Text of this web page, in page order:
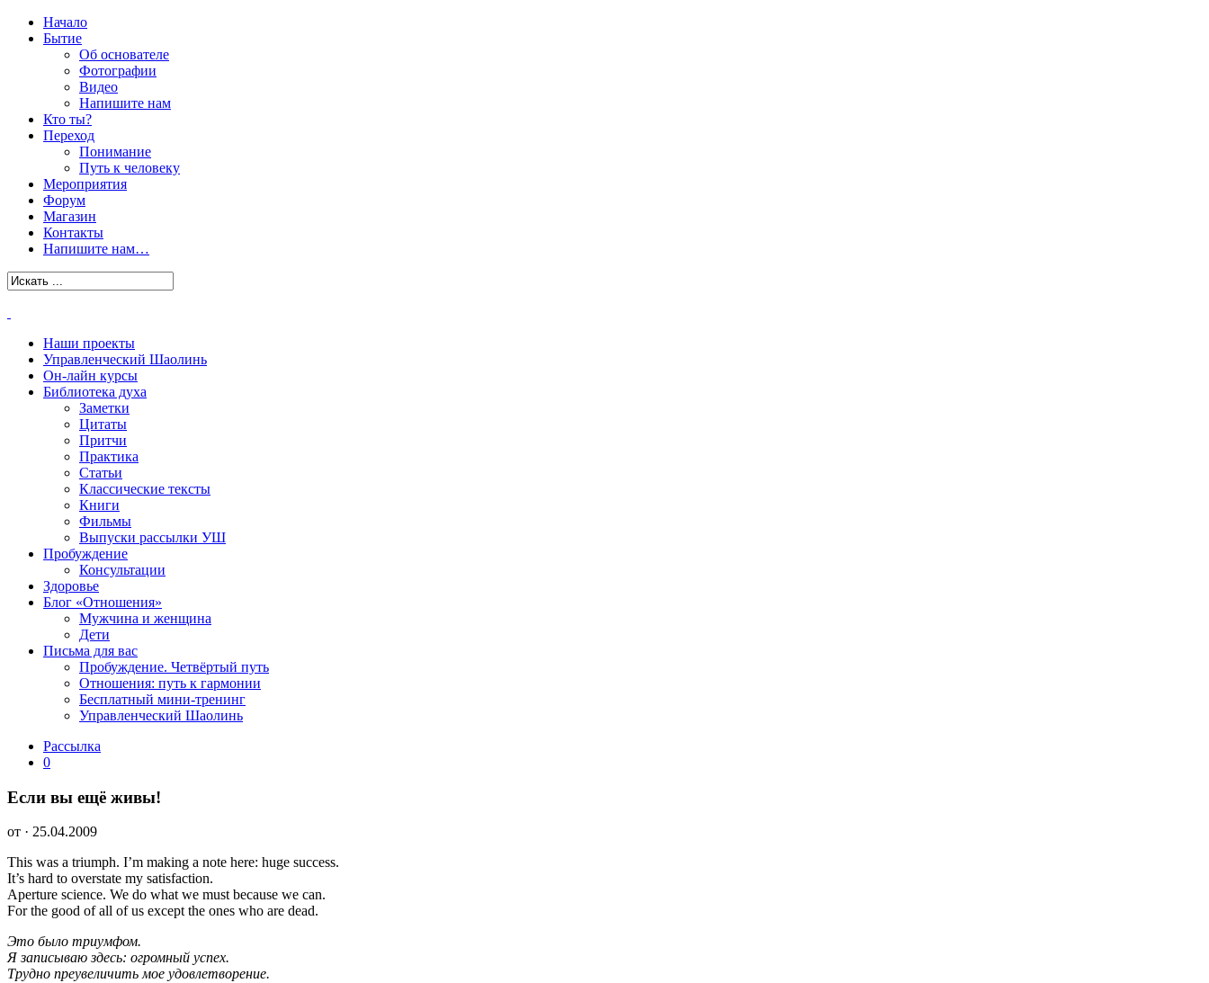
Начало
Бытие
Об основателе
Фотографии
Видео
Напишите нам
Кто ты?
Переход
Понимание
Путь к человеку
Мероприятия
Форум
Магазин
Контакты
Напишите нам…
Наши проекты
Управленческий Шаолинь
Он-лайн курсы
Библиотека духа
Заметки
Цитаты
Притчи
Практика
Статьи
Классические тексты
Книги
Фильмы
Выпуски рассылки УШ
Пробуждение
Консультации
Здоровье
Блог «Отношения»
Мужчина и женщина
Дети
Письма для вас
Пробуждение. Четвёртый путь
Отношения: путь к гармонии
Бесплатный мини-тренинг
Управленческий Шаолинь
Рассылка
0
Если вы ещё живы!
от · 25.04.2009
This was a triumph. I’m making a note here: huge success.
It’s hard to overstate my satisfaction.
Aperture science. We do what we must because we can.
For the good of all of us except the ones who are dead.
Это было триумфом.
Я записываю здесь: огромный успех.
Трудно преувеличить мое удовлетворение.